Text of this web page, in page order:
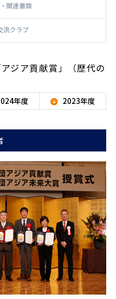
関連書類
流クラブ
ジア貢献賞」（歴代の
年度 2023年度